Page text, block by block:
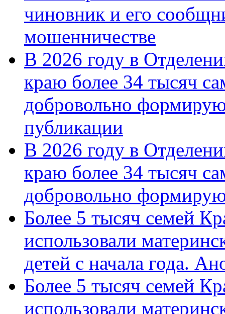
чиновник и его
мошенничестве
В 2026 году в
краю более 34 тысяч
добровольно
публикации
В 2026 году в
краю более 34 тысяч
добровольно
Более 5 тысяч семей
использовали
детей с начала года.
Более 5 тысяч семей
использовали